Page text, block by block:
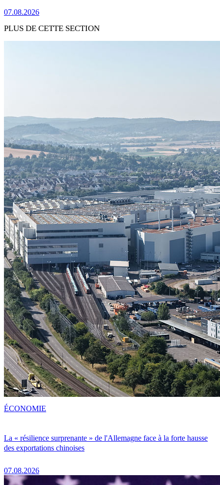
07.08.2026
PLUS DE CETTE SECTION
La « résilience surprenante » de l'Allemagne face à la forte hausse
des exportations chinoises
07.08.2026
ÉCONOMIE